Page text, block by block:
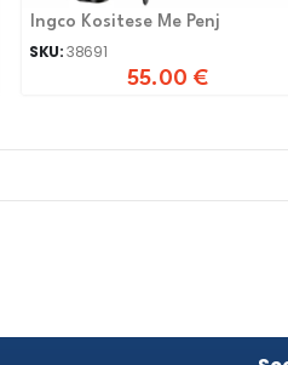
Ingco Kositese Me Penj
SKU:38691
55.00 €